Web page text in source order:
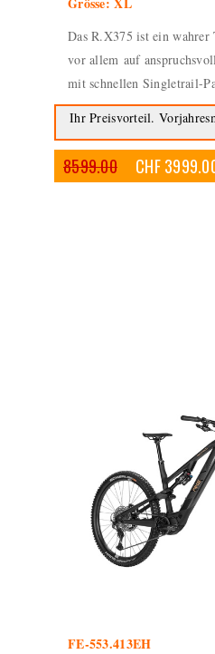
Das R.X375 ist ein
vor allem auf
mit schnellen Singletrail-
Ihr Preisvorteil.
8599.00 CHF
FE-553.413EH